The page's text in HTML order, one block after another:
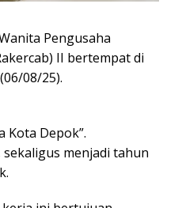
Pengusaha
II bertempat di
08/25).
Kota Depok”.
menjadi tahun